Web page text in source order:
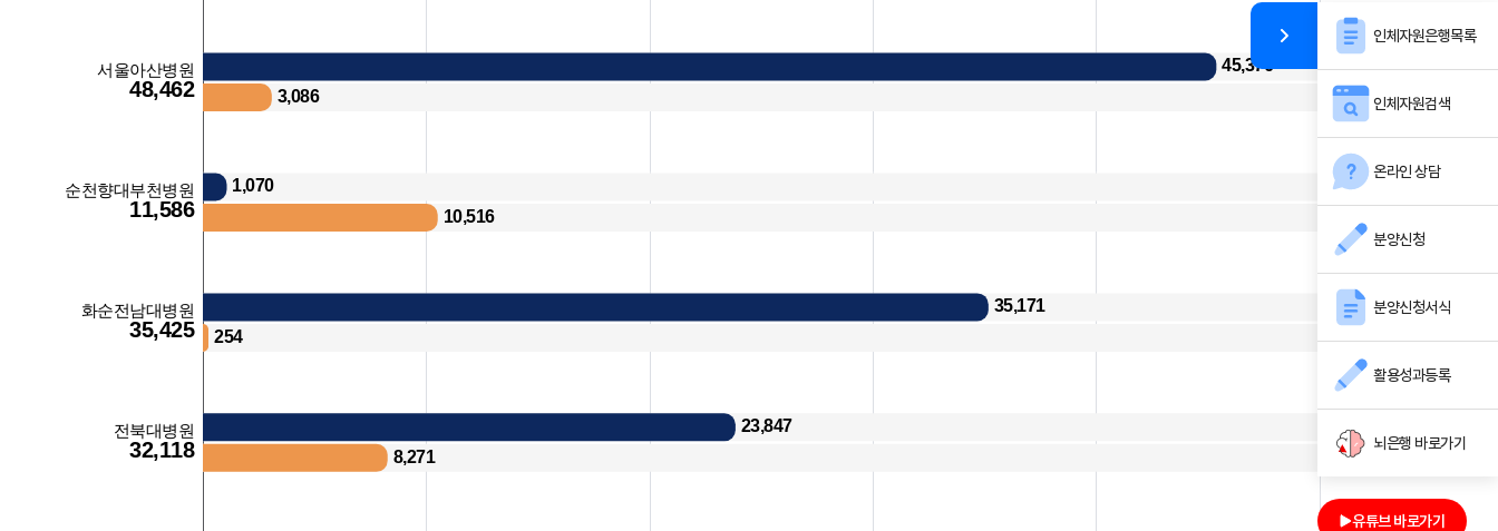
인체자원은행목록
인체자원검색
온라인 상담
분양신청
분양신청서식
활용성과등록
뇌은행 바로가기
유튜브 바로가기